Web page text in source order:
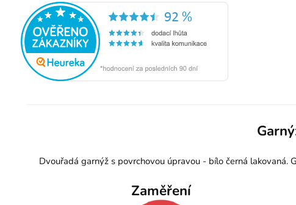
Dvouřadá garnýž s povrchovou úpravou - bílo černá
Zaměření